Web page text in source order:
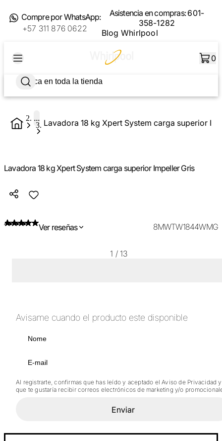
Compre por WhatsApp:
+57 311 876 0622
Asistencia en compras:601-
358-1282
Blog Whirlpool
0
... Lavadora 18 kg Xpert System carga superior
Lavadora 18 kg Xpert System carga superior Impeller Gris
Ver reseñas 8MWTW1844WMG
1 / 13
Avisame cuando el producto este disponible
Al registrarte, confirmas que has leído y aceptado el Aviso de Privacidad y
que te gustaría recibir correos electrónicos de marketing y/o
Enviar